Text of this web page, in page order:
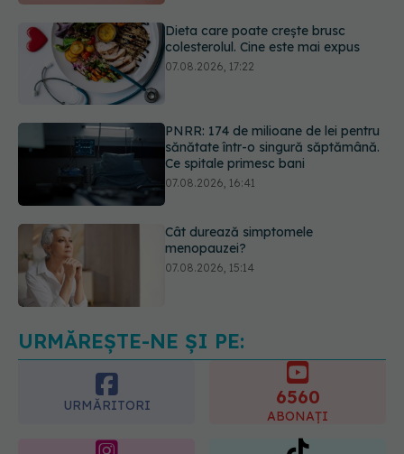
PNRR: 174 de milioane de lei pentru
sănătate într-o singură săptămână.
Cât durează simptomele
menopauzei?
EXCLUSIV
Cancerele care pot fi
prevenite. Dr. Sorin Bogdan
URMĂREȘTE-NE ȘI PE:
URMĂRITORI 6560
ABONAȚI